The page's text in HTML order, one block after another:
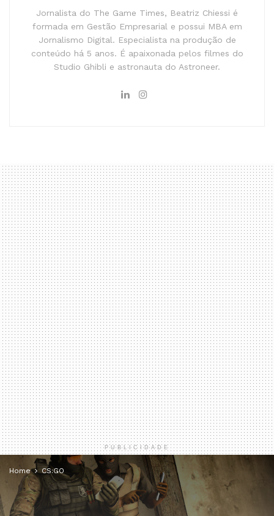
Jornalista do The Game Times, Beatriz Chiessi é
formada em Gestão Empresarial e possui MBA em
Jornalismo Digital. Especialista na produção de
conteúdo há 5 anos. É apaixonada pelos filmes do
Studio Ghibli e astronauta do Astroneer.
PUBLICIDADE
Home CS:GO